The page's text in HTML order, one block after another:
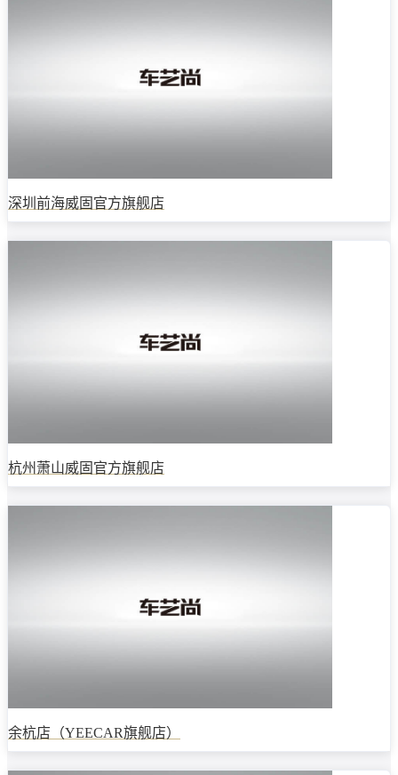
深圳前海威固官方旗舰店
杭州萧山威固官方旗舰店
余杭店（YEECAR旗舰店）